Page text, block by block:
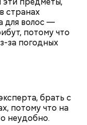
странах
для волос —
потому что
за погодных
брать с
потому что на
неудобно.
так как